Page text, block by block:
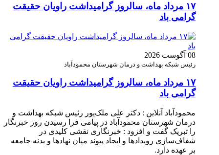
۱۷ مرداد ماه، سالروز گرامیداشت راویان حقیقت
گرامی باد
08 آگوست 2026
رئیس شبکه بهداشت و درمان شهرستان محمودآباد
۱۷ مرداد ماه، سالروز گرامیداشت راویان حقیقت
گرامی باد
محمودآباد آنلاین : دکتر علی ملک‌پور رئیس شبکه بهداشت و
درمان شهرستان محمودآباد در پیامی فرا رسیدن روز خبرنگار
را تبریک گفت و افزود : خبرنگاری نقشی کلیدی در
شفاف‌سازی رویدادها و ایجاد پیوند میان نهادها و بدنه جامعه
بر عهده دارد.